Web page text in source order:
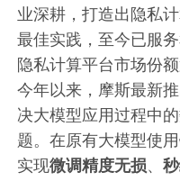
业深耕，打造出隐私
最佳实践，至今已服务
隐私计算平台市场份额
今年以来，摩斯最新
决大模型应用过程中
题。在原有大模型使
实现微调精度无损、